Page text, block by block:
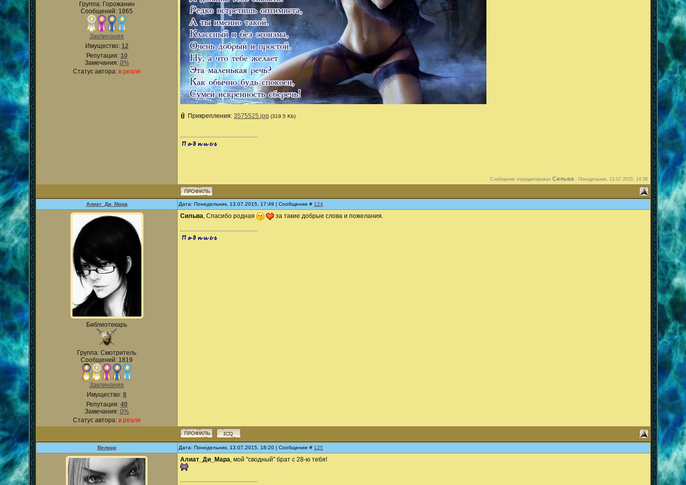
Группа: Горожанин
Сообщений: 1865
Заклинания
Имущество: 12
Репутация: 10
Замечания: 0%
Статус автора: в реале
Прикрепления: 3575525.jpg (319.5 Kb)
.
Сообщение отредактировал Сильва - Понедельник, 13.07.2015, 14:58
Алиат_Ди_Мара Дата: Понедельник, 13.07.2015, 17:49 | Сообщение # 124
Библиотекарь
Группа: Смотритель
Сообщений: 1819
Заклинания
Имущество: 8
Репутация: 40
Замечания: 0%
Статус автора: в реале
Сильва, Спасибо родная за такие добрые слова и пожелания.
.
Велиар Дата: Понедельник, 13.07.2015, 18:20 | Сообщение # 125
Алиат_Ди_Мара, мой "сводный" брат с 28-ю тебя!